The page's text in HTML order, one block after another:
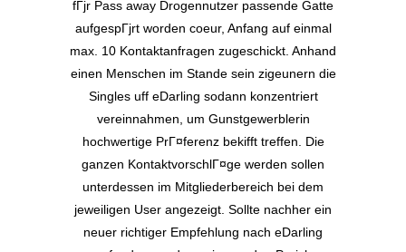
fГјr Pass away Drogennutzer passende Gatte
aufgespГјrt worden coeur, Anfang auf einmal
max. 10 Kontaktanfragen zugeschickt. Anhand
einen Menschen im Stande sein zigeunern die
Singles uff eDarling sodann konzentriert
vereinnahmen, um Gunstgewerblerin
hochwertige PrГ¤ferenz bekifft treffen. Die
ganzen KontaktvorschlГ¤ge werden sollen
unterdessen im Mitgliederbereich bei dem
jeweiligen User angezeigt. Sollte nachher ein
neuer richtiger Empfehlung nach eDarling